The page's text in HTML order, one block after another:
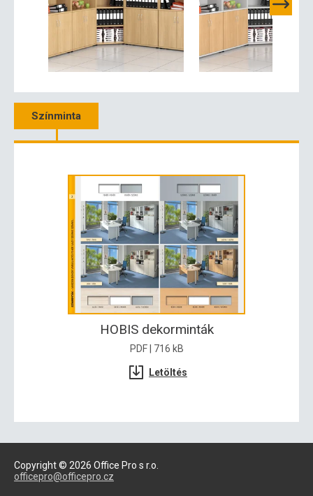
Színminta
HOBIS dekorminták
PDF | 716 kB
Letöltés
Copyright © 2026 Office Pro s r.o.
officepro@officepro.cz